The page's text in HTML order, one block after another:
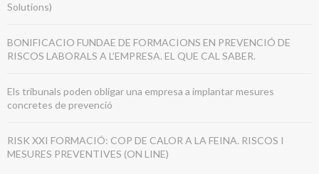
Solutions)
BONIFICACIO FUNDAE DE FORMACIONS EN PREVENCIÓ DE
RISCOS LABORALS A L’EMPRESA. EL QUE CAL SABER.
Els tribunals poden obligar una empresa a implantar mesures
concretes de prevenció
RISK XXI FORMACIÓ: COP DE CALOR A LA FEINA. RISCOS I
MESURES PREVENTIVES (ON LINE)